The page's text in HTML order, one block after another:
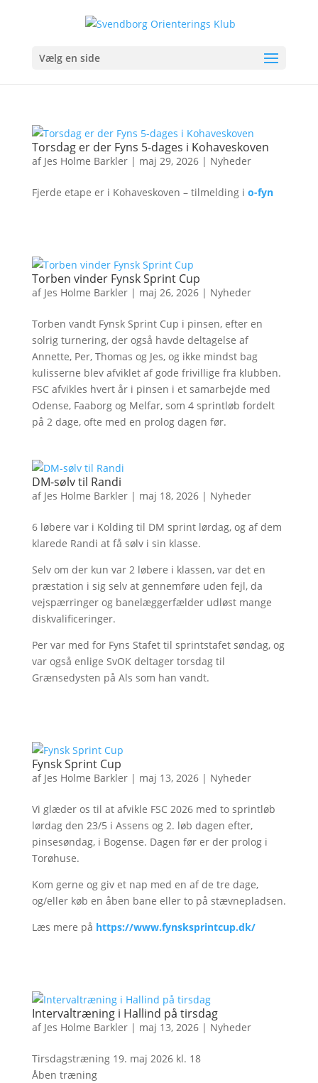
Vælg en side
Torsdag er der Fyns 5-dages i Kohaveskoven
af Jes Holme Barkler| maj 29, 2026| Nyheder
Fjerde etape er i Kohaveskoven – tilmelding i o-fyn
Torben vinder Fynsk Sprint Cup
af Jes Holme Barkler| maj 26, 2026| Nyheder
Torben vandt Fynsk Sprint Cup i pinsen, efter en
solrig turnering, der også havde deltagelse af
Annette, Per, Thomas og Jes, og ikke mindst bag
kulisserne blev afviklet af gode frivillige fra klubben.
FSC afvikles hvert år i pinsen i et samarbejde med
Odense, Faaborg og Melfar, som 4 sprintløb fordelt
på 2 dage, ofte med en prolog dagen før.
DM-sølv til Randi
af Jes Holme Barkler| maj 18, 2026| Nyheder
6 løbere var i Kolding til DM sprint lørdag, og af dem
klarede Randi at få sølv i sin klasse.
Selv om der kun var 2 løbere i klassen, var det en
præstation i sig selv at gennemføre uden fejl, da
vejspærringer og banelæggerfælder udløst mange
diskvalificeringer.
Per var med for Fyns Stafet til sprintstafet søndag, og
var også enlige SvOK deltager torsdag til
Grænsedysten på Als som han vandt.
Fynsk Sprint Cup
af Jes Holme Barkler| maj 13, 2026| Nyheder
Vi glæder os til at afvikle FSC 2026 med to sprintløb
lørdag den 23/5 i Assens og 2. løb dagen efter,
pinsesøndag, i Bogense. Dagen før er der prolog i
Torøhuse.
Kom gerne og giv et nap med en af de tre dage,
og/eller køb en åben bane eller to på stævnepladsen.
Læs mere på https://www.fynsksprintcup.dk/
Intervaltræning i Hallind på tirsdag
af Jes Holme Barkler| maj 13, 2026| Nyheder
Tirsdagstræning 19. maj 2026 kl. 18
Åben træning